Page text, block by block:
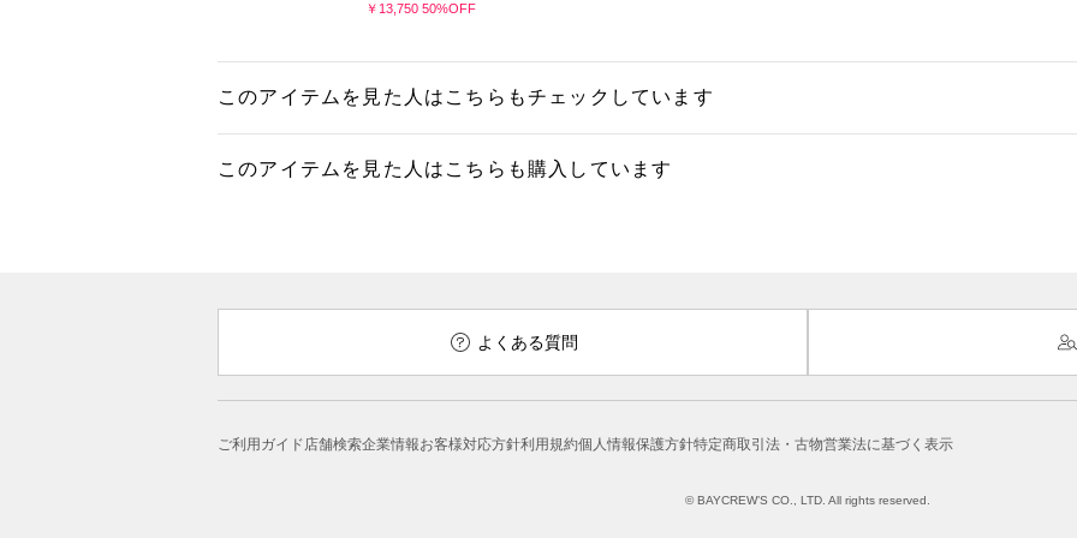
￥13,750 50%OFF
このアイテムを見た人はこちらもチェックしています
このアイテムを見た人はこちらも購入しています
よくある質問
ご利用ガイド店舗検索企業情報お客様対応方針利用規約個人情報保護方針特定商取引法・古物営業法に基づく表示
© BAYCREW’S CO., LTD. All rights reserved.